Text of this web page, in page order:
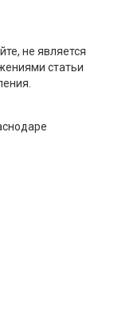
не является
статьи